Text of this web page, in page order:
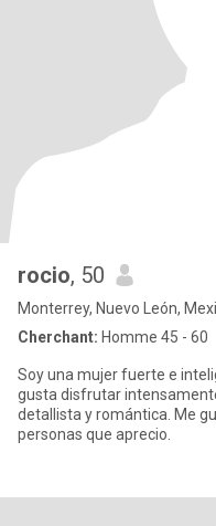
rocio, 50
Monterrey, Nuevo León,
Cherchant: Homme 45 - 60
Soy una mujer fuerte e
gusta disfrutar
detallista y romántica. Me
personas que aprecio.